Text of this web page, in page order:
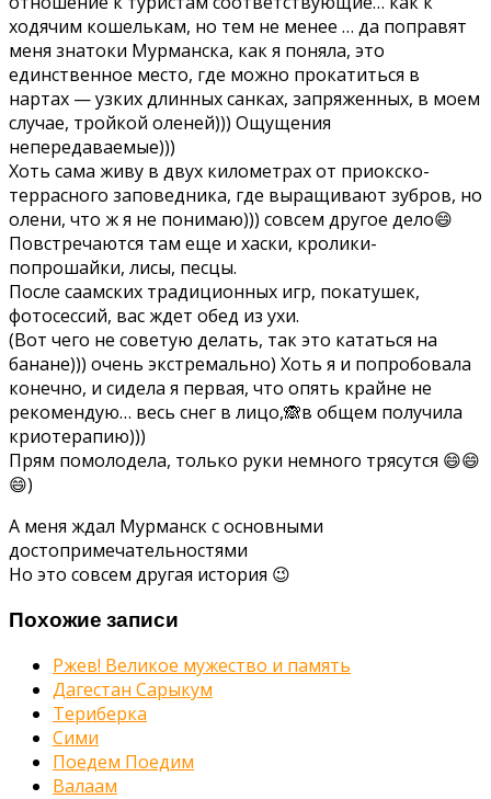
ходячим кошелькам, но тем не менее … да поправят
меня знатоки Мурманска, как я поняла, это
единственное место, где можно прокатиться в
нартах — узких длинных санках, запряженных, в моем
случае, тройкой оленей))) Ощущения
непередаваемые)))
Хоть сама живу в двух километрах от приокско-
террасного заповедника, где выращивают зубров, но
олени, что ж я не понимаю))) совсем другое дело😄
Повстречаются там еще и хаски, кролики-
попрошайки, лисы, песцы.
После саамских традиционных игр, покатушек,
фотосессий, вас ждет обед из ухи.
(Вот чего не советую делать, так это кататься на
банане))) очень экстремально) Хоть я и попробовала
конечно, и сидела я первая, что опять крайне не
рекомендую… весь снег в лицо,🙈в общем получила
криотерапию)))
Прям помолодела, только руки немного трясутся 😄😄
😄)
А меня ждал Мурманск с основными
достопримечательностями
Но это совсем другая история 😉
Похожие записи
Ржев! Великое мужество и память
Дагестан Сарыкум
Териберка
Сими
Поедем Поедим
Валаам